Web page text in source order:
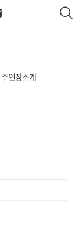
주인장소개